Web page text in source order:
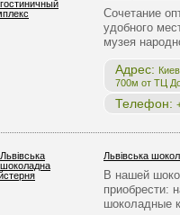
Сочетание
удобного
музея
Адрес:
700м от ТЦ
Телефон:
Львівська
В нашей
приобрести:
шоколадные